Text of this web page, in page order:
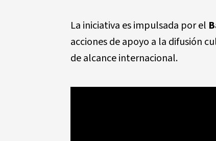
La iniciativa es impulsada por el
acciones de apoyo a la difusión
de alcance internacional.